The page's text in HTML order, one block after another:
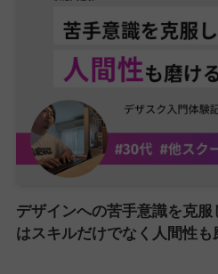
デザインへの苦手意識を克
はスキルだけでなく人間性も